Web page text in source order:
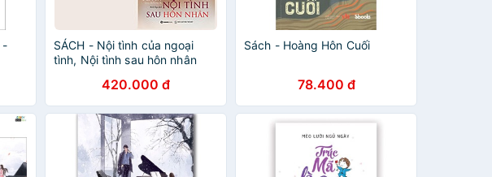
-
SÁCH - Nội tình của ngoại
tình, Nội tình sau hôn nhân
420.000 đ
Sách - Hoàng Hôn Cuối
78.400 đ